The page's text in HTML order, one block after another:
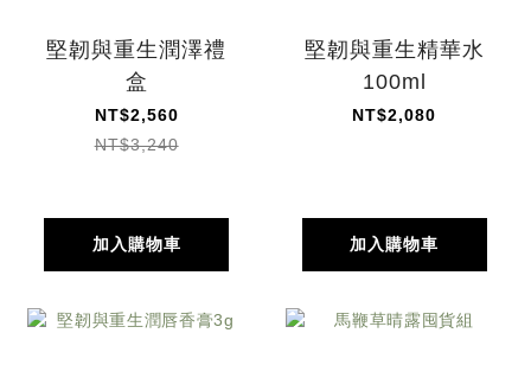
堅韌與重生潤澤禮
盒
NT$2,560
NT$3,240
加入購物車
堅韌與重生精華水
100ml
NT$2,080
加入購物車